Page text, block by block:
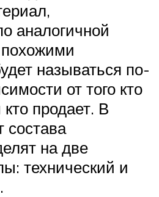
аналогичной
похожими
называться по-
от того кто
продает. В
состава
на две
технический и